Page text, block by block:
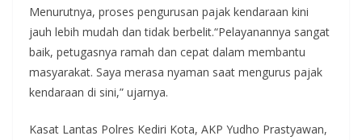
Menurutnya, proses pengurusan pajak kendaraan kini
jauh lebih mudah dan tidak berbelit.“Pelayanannya sangat
baik, petugasnya ramah dan cepat dalam membantu
masyarakat. Saya merasa nyaman saat mengurus pajak
kendaraan di sini,” ujarnya.
Kasat Lantas Polres Kediri Kota, AKP Yudho Prastyawan,